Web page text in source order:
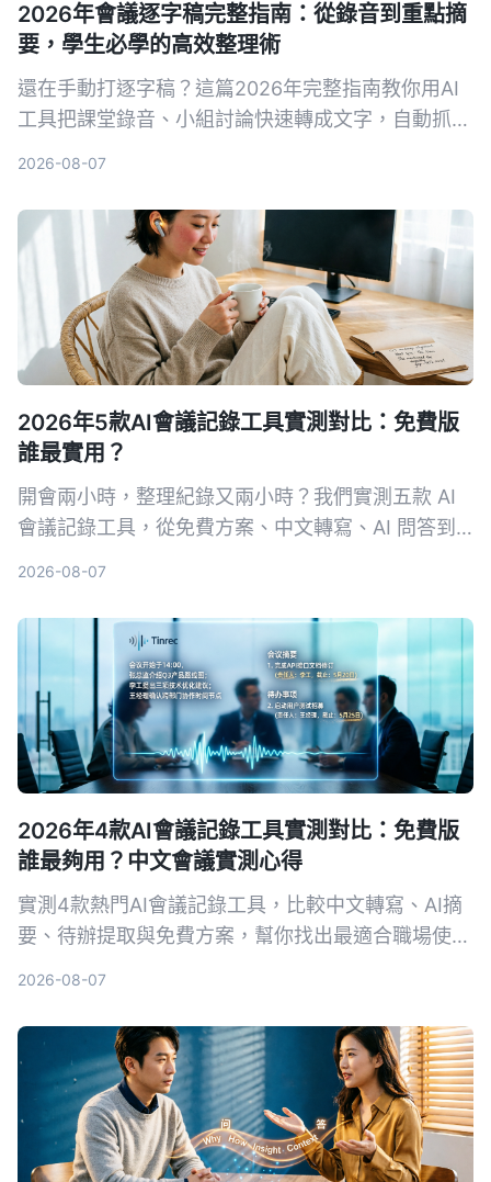
2026年會議逐字稿完整指南：從錄音到重點摘
要，學生必學的高效整理術
還在手動打逐字稿？這篇2026年完整指南教你用AI
工具把課堂錄音、小組討論快速轉成文字，自動抓重
2026-08-07
2026年5款AI會議記錄工具實測對比：免費版
誰最實用？
開會兩小時，整理紀錄又兩小時？我們實測五款 AI
會議記錄工具，從免費方案、中文轉寫、AI 問答到
2026-08-07
2026年4款AI會議記錄工具實測對比：免費版
誰最夠用？中文會議實測心得
實測4款熱門AI會議記錄工具，比較中文轉寫、AI摘
要、待辦提取與免費方案，幫你找出最適合職場使用
2026-08-07